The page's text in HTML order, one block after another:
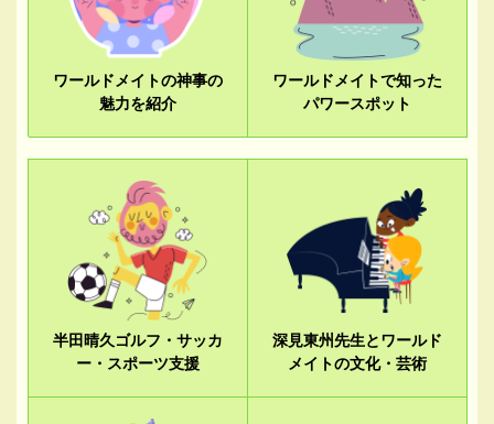
ワールドメイトの神事の
魅力を紹介
ワールドメイトで知った
パワースポット
半田晴久ゴルフ・サッカ
ー・スポーツ支援
深見東州先生とワールド
メイトの文化・芸術